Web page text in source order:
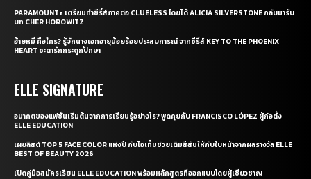
PARAMOUNT+ เตรียมทำซีรี่ส์ภาคต่อ CLUELESS โดยได้ ALICIA SILVERSTONE กลับมารับ
บท CHER HOROWITZ
อ้ายหมี่ คือใคร? รู้จักนางเอกอายุน้อยร้อยประสบการณ์ จากซีรี่ส์ KEY TO THE PHOENIX
HEART ชะตารักกระดูกปักษา
ELLE SIGNATURE
อนาคตของแฟชั่นเริ่มต้นจากการเรียนรู้อย่างไร? พูดคุยกับ FRANCISCO LÓPEZ ผู้ก่อตั้ง
ELLE EDUCATION
เผยลิสต์ TOP 5 FACE COLOR แห่งปี กับไอเท็มช่วยเติมสีสันให้กับใบหน้าจากผลรางวัล ELLE
BEST OF BEAUTY 2026
เปิดคู่มือสมัครเรียน ELLE EDUCATION พร้อมหลักสูตรที่ออกแบบโดยผู้เชี่ยวชาญ